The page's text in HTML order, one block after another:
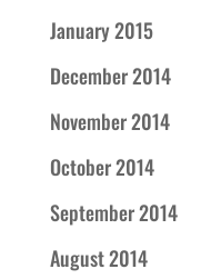
January 2015
December 2014
November 2014
October 2014
September 2014
August 2014